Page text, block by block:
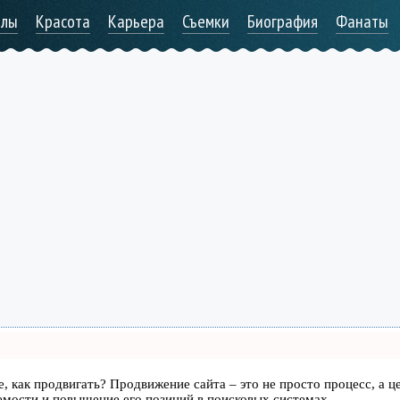
Красота Карьера Съемки Биография Фанаты
как продвигать? Продвижение сайта – это не просто процесс, а